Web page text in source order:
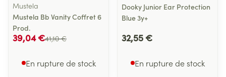
Mustela
Mustela Bb Vanity Coffret 6
Prod.
41,10 €
39,04 €
En rupture de stock
Dooky Junior Ear Protection
Blue 3y+
32,55 €
En rupture de stock